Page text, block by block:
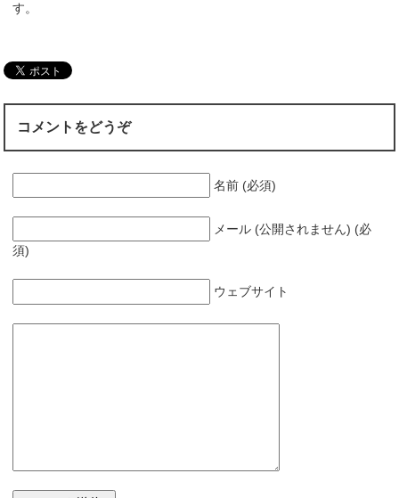
す。
コメントをどうぞ
名前 (必須)
メール (公開されません) (必
須)
ウェブサイト